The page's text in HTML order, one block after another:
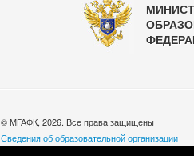
© МГАФК, 2026. Все права защищены
Сведения об образовательной организации